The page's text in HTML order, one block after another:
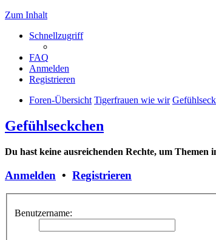
Zum Inhalt
Schnellzugriff
FAQ
Anmelden
Registrieren
Foren-Übersicht Tigerfrauen wie wir
Gefühlseckchen
Du hast keine ausreichenden Rechte, um Themen
Anmelden • Registrieren
Benutzername: